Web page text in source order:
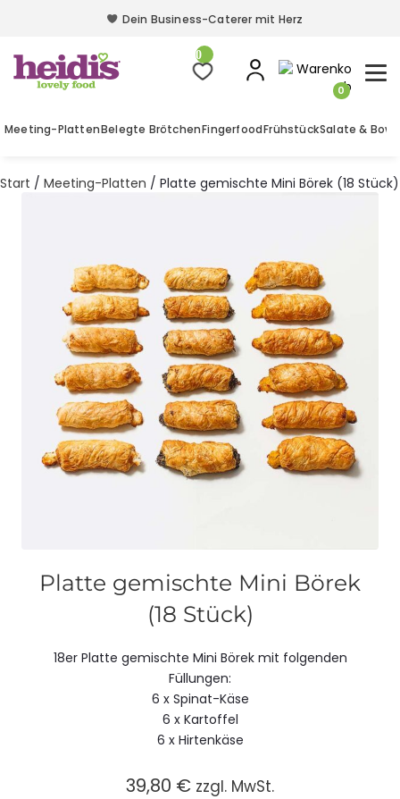
Dein Business-Caterer mit Herz
Dein Business-Caterer mit Herz
0
0
Meeting-PlattenBelegte BrötchenFingerfoodFrühstückSalate &
Start / Meeting-Platten / Platte gemischte Mini Börek (18 Stück)
Platte gemischte Mini Börek
(18 Stück)
18er Platte gemischte Mini Börek mit folgenden
Füllungen:
6 x Spinat-Käse
6 x Kartoffel
6 x Hirtenkäse
39,80 € zzgl. MwSt.